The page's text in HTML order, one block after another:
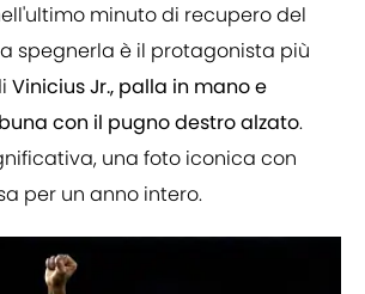
minuto di recupero del
spegnerla è il protagonista più
Vinicius Jr., palla in mano e
con il pugno destro alzato.
una foto iconica con
per un anno intero.